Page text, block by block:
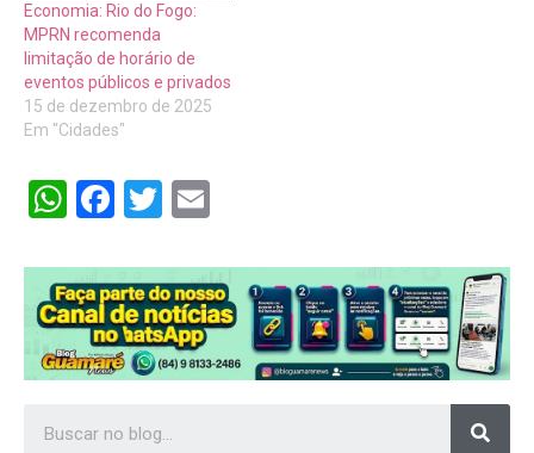
Economia: Rio do Fogo:
MPRN recomenda
limitação de horário de
eventos públicos e privados
15 de dezembro de 2025
Em "Cidades"
WhatsApp
Facebook
Twitter